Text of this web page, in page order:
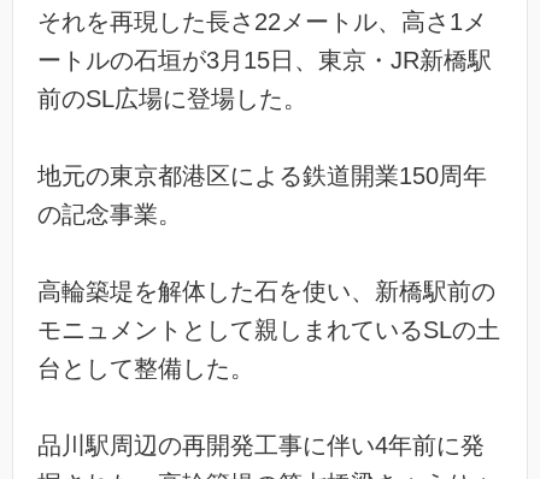
それを再現した長さ22メートル、高さ1メ
ートルの石垣が3月15日、東京・JR新橋駅
前のSL広場に登場した。
地元の東京都港区による鉄道開業150周年
の記念事業。
高輪築堤を解体した石を使い、新橋駅前の
モニュメントとして親しまれているSLの土
台として整備した。
品川駅周辺の再開発工事に伴い4年前に発